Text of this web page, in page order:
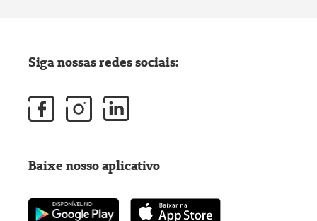
Siga nossas redes sociais:
Baixe nosso aplicativo